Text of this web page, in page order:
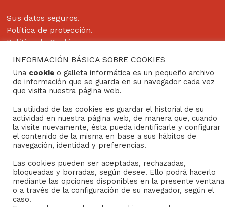
Sus datos seguros.
Política de protección.
Política de Cookies.
Copyright © 2022 Grupo Studium Formación
INFORMACIÓN BÁSICA SOBRE COOKIES
Una cookie o galleta informática es un pequeño archivo
de información que se guarda en su navegador cada vez
que visita nuestra página web.
La utilidad de las cookies es guardar el historial de su
actividad en nuestra página web, de manera que, cuando
la visite nuevamente, ésta pueda identificarle y configurar
el contenido de la misma en base a sus hábitos de
navegación, identidad y preferencias.
Las cookies pueden ser aceptadas, rechazadas,
bloqueadas y borradas, según desee. Ello podrá hacerlo
mediante las opciones disponibles en la presente ventana
o a través de la configuración de su navegador, según el
caso.